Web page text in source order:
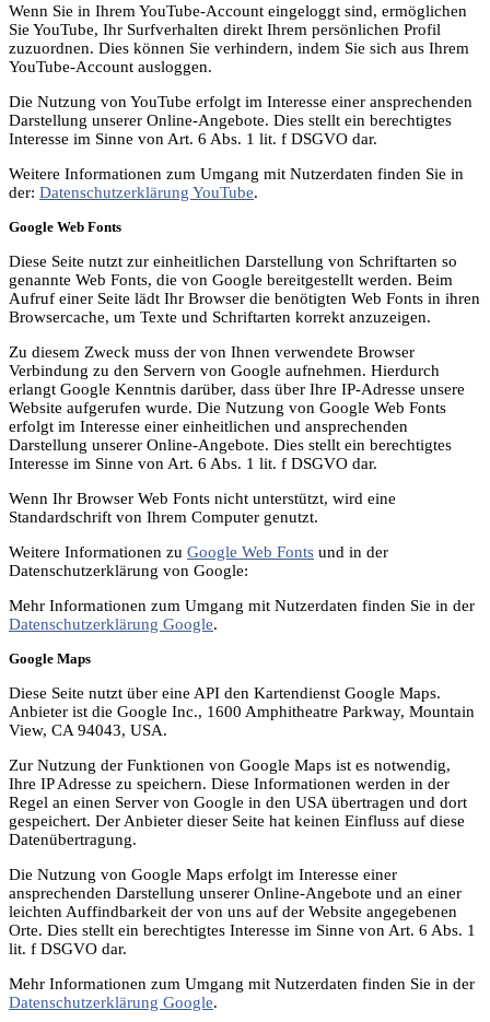
Wenn Sie in Ihrem YouTube-Account eingeloggt sind, ermöglichen
Sie YouTube, Ihr Surfverhalten direkt Ihrem persönlichen Profil
zuzuordnen. Dies können Sie verhindern, indem Sie sich aus Ihrem
YouTube-Account ausloggen.
Die Nutzung von YouTube erfolgt im Interesse einer ansprechenden
Darstellung unserer Online-Angebote. Dies stellt ein berechtigtes
Interesse im Sinne von Art. 6 Abs. 1 lit. f DSGVO dar.
Weitere Informationen zum Umgang mit Nutzerdaten finden Sie in
der: Datenschutzerklärung YouTube.
Google Web Fonts
Diese Seite nutzt zur einheitlichen Darstellung von Schriftarten so
genannte Web Fonts, die von Google bereitgestellt werden. Beim
Aufruf einer Seite lädt Ihr Browser die benötigten Web Fonts in ihren
Browsercache, um Texte und Schriftarten korrekt anzuzeigen.
Zu diesem Zweck muss der von Ihnen verwendete Browser
Verbindung zu den Servern von Google aufnehmen. Hierdurch
erlangt Google Kenntnis darüber, dass über Ihre IP-Adresse unsere
Website aufgerufen wurde. Die Nutzung von Google Web Fonts
erfolgt im Interesse einer einheitlichen und ansprechenden
Darstellung unserer Online-Angebote. Dies stellt ein berechtigtes
Interesse im Sinne von Art. 6 Abs. 1 lit. f DSGVO dar.
Wenn Ihr Browser Web Fonts nicht unterstützt, wird eine
Standardschrift von Ihrem Computer genutzt.
Weitere Informationen zu Google Web Fonts und in der
Datenschutzerklärung von Google:
Mehr Informationen zum Umgang mit Nutzerdaten finden Sie in der
Datenschutzerklärung Google.
Google Maps
Diese Seite nutzt über eine API den Kartendienst Google Maps.
Anbieter ist die Google Inc., 1600 Amphitheatre Parkway, Mountain
View, CA 94043, USA.
Zur Nutzung der Funktionen von Google Maps ist es notwendig,
Ihre IP Adresse zu speichern. Diese Informationen werden in der
Regel an einen Server von Google in den USA übertragen und dort
gespeichert. Der Anbieter dieser Seite hat keinen Einfluss auf diese
Datenübertragung.
Die Nutzung von Google Maps erfolgt im Interesse einer
ansprechenden Darstellung unserer Online-Angebote und an einer
leichten Auffindbarkeit der von uns auf der Website angegebenen
Orte. Dies stellt ein berechtigtes Interesse im Sinne von Art. 6 Abs. 1
lit. f DSGVO dar.
Mehr Informationen zum Umgang mit Nutzerdaten finden Sie in der
Datenschutzerklärung Google.